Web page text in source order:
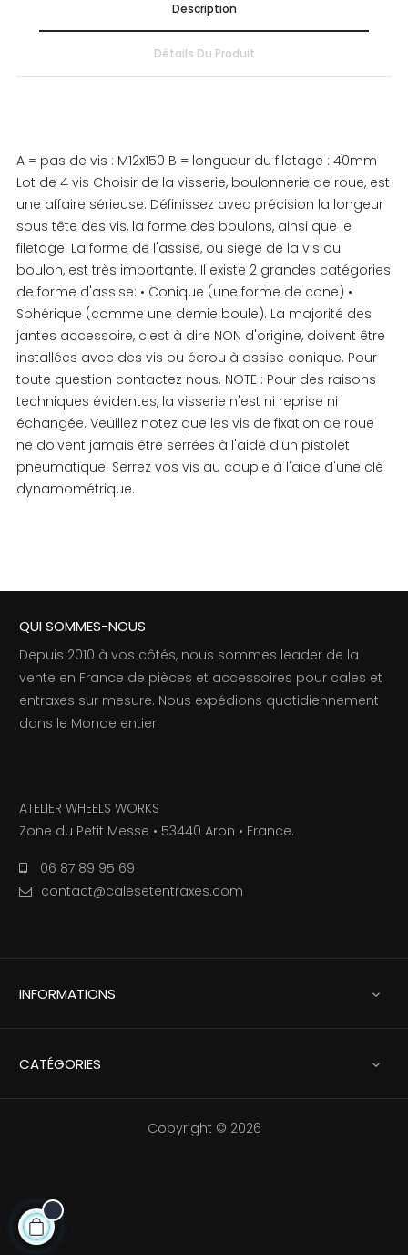
Description
Détails Du Produit
A = pas de vis : M12x150 B = longueur du filetage : 40mm
Lot de 4 vis Choisir de la visserie, boulonnerie de roue, est
une affaire sérieuse. Définissez avec précision la longeur
sous tête des vis, la forme des boulons, ainsi que le
filetage. La forme de l'assise, ou siège de la vis ou
boulon, est très importante. Il existe 2 grandes catégories
de forme d'assise: • Conique (une forme de cone) •
Sphérique (comme une demie boule). La majorité des
jantes accessoire, c'est à dire NON d'origine, doivent être
installées avec des vis ou écrou à assise conique. Pour
toute question contactez nous. NOTE : Pour des raisons
techniques évidentes, la visserie n'est ni reprise ni
échangée. Veuillez notez que les vis de fixation de roue
ne doivent jamais être serrées à l'aide d'un pistolet
pneumatique. Serrez vos vis au couple à l'aide d'une clé
dynamométrique.
QUI SOMMES-NOUS
Depuis 2010 à vos côtés, nous sommes leader de la
vente en France de pièces et accessoires pour cales et
entraxes sur mesure. Nous expédions quotidiennement
dans le Monde entier.
ATELIER WHEELS WORKS
Zone du Petit Messe • 53440 Aron • France.
06 87 89 95 69
contact@calesetentraxes.com
INFORMATIONS 
CATÉGORIES 
Copyright © 2026